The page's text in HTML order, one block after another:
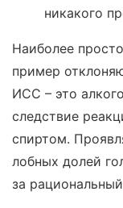
никакого
Наиболее
пример
ИСС – это
следствие
спиртом.
лобных долей
за